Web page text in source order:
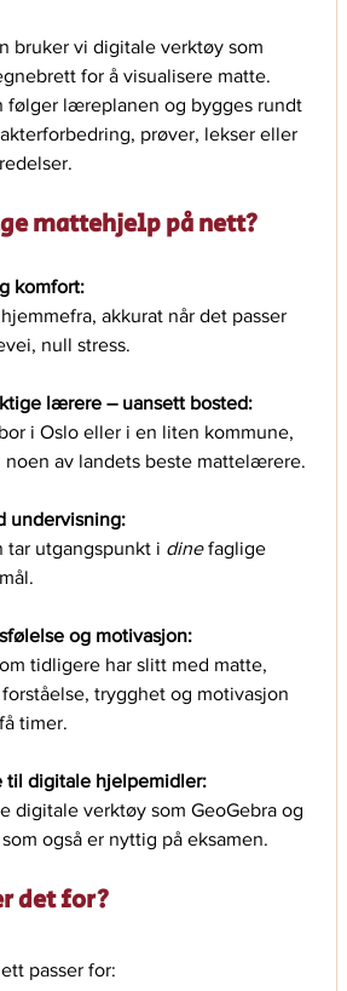
bruker vi digitale verktøy som
for å visualisere matte.
følger læreplanen og bygges rundt
prøver, lekser eller
mattehjelp på nett?
komfort:
akkurat når det passer
null stress.
lærere – uansett bosted:
i Oslo eller i en liten kommune,
noen av landets beste mattelærere.
undervisning:
tar utgangspunkt i dine faglige
og motivasjon:
tidligere har slitt med matte,
trygghet og motivasjon
timer.
til digitale hjelpemidler:
digitale verktøy som GeoGebra og
også er nyttig på eksamen.
det for?
passer for: